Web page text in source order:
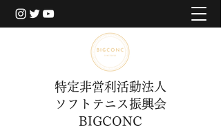
特定非営利活動法人
ソフトテニス振興会
BIGCONC